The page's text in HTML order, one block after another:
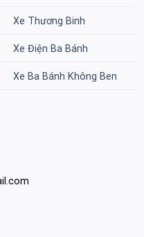
Xe Thương Binh
Xe Điện Ba Bánh
Xe Ba Bánh Không Ben